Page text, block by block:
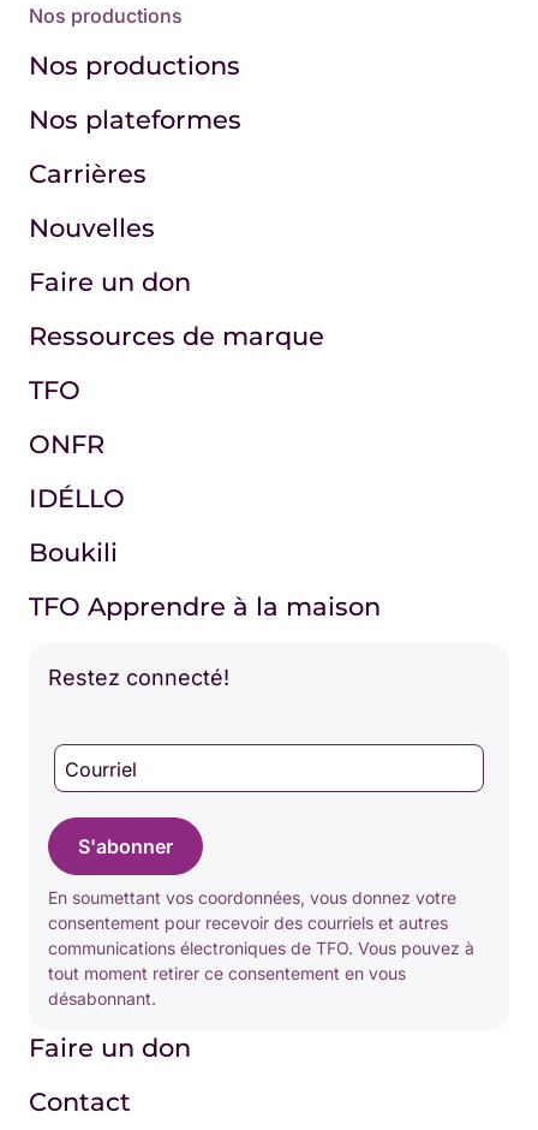
Nos productions
Nos productions
Nos plateformes
Carrières
Nouvelles
Faire un don
Ressources de marque
TFO
ONFR
IDÉLLO
Boukili
TFO Apprendre à la maison
Restez connecté!
Courriel
S'abonner
En soumettant vos coordonnées, vous donnez votre
consentement pour recevoir des courriels et autres
communications électroniques de TFO. Vous pouvez à
tout moment retirer ce consentement en vous
désabonnant.
Faire un don
Contact